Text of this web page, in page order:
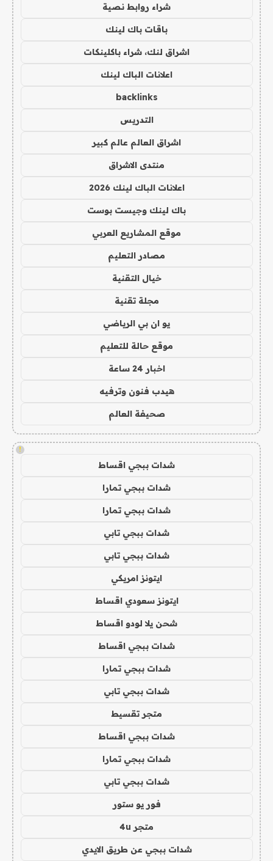
شراء روابط نصية
باقات باك لينك
اشراق لنك، شراء باكلينكات
اعلانات الباك لينك
backlinks
التدريس
اشراق العالم عالم كبير
منتدى الاشراق
اعلانات الباك لينك 2026
باك لينك وجيست بوست
موقع المشاريع العربي
مصادر التعليم
خيال التقنية
مجلة تقنية
يو ان بي الرياضي
موقع حالة للتعليم
اخبار 24 ساعة
هيدب فنون وترفيه
صحيفة العالم
!
شدات ببجي اقساط
شدات ببجي تمارا
شدات ببجي تمارا
شدات ببجي تابي
شدات ببجي تابي
ايتونز امريكي
ايتونز سعودي اقساط
شحن يلا لودو اقساط
شدات ببجي اقساط
شدات ببجي تمارا
شدات ببجي تابي
متجر تقسيط
شدات ببجي اقساط
شدات ببجي تمارا
شدات ببجي تابي
فور يو ستور
متجر 4u
شدات ببجي عن طريق الايدي